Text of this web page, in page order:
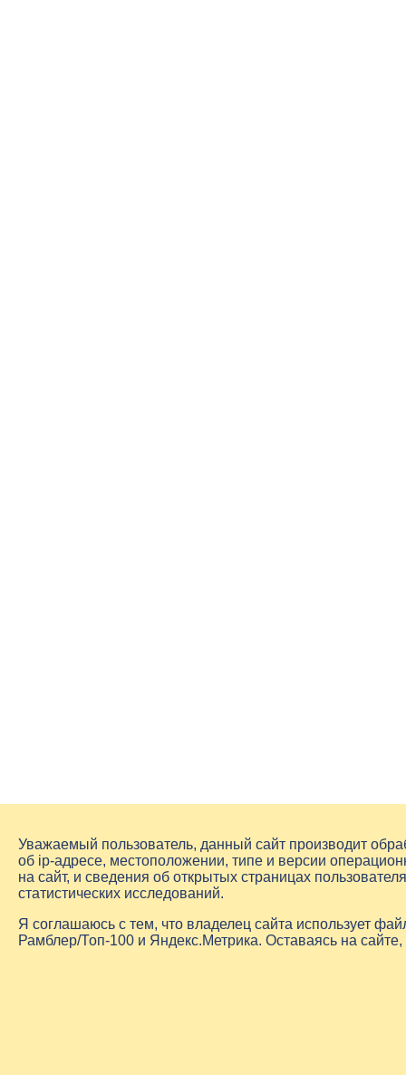
Уважаемый пользователь, данный сайт производит
об ip-адресе, местоположении, типе и версии
на сайт, и сведения об открытых страницах
статистических исследований.
Я соглашаюсь с тем, что владелец сайта использует
Рамблер/Топ-100 и Яндекс.Метрика. Оставаясь на